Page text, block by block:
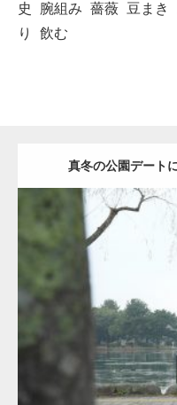
史
腕組み 薔薇 豆まき
り
飲む
真冬の公園デート
公園のマッチョ
ダウンロード